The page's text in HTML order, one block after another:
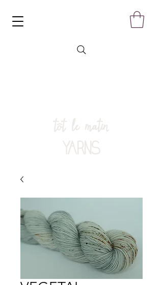
tôt le matin
YARNS